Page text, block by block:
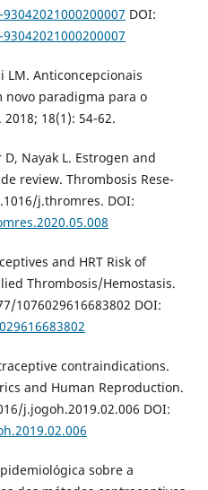
DOI:
LM. Anticoncepcionais
paradigma para o
18(1): 54-62.
Nayak L. Estrogen and
review. Thrombosis Rese-
j.thromres. DOI:
and HRT Risk of
Thrombosis/Hemostasis.
1076029616683802 DOI:
contraindications.
and Human Reproduction.
j.jogoh.2019.02.006 DOI:
sobre a